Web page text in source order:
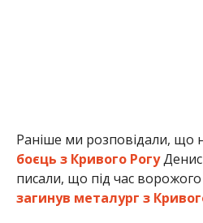
Раніше ми розповідали, що
боєць з Кривого Рогу
писали, що під час ворожого
загинув металург з